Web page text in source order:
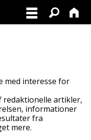
2026
med interesse for
redaktionelle artikler,
informationer
fra
mere.